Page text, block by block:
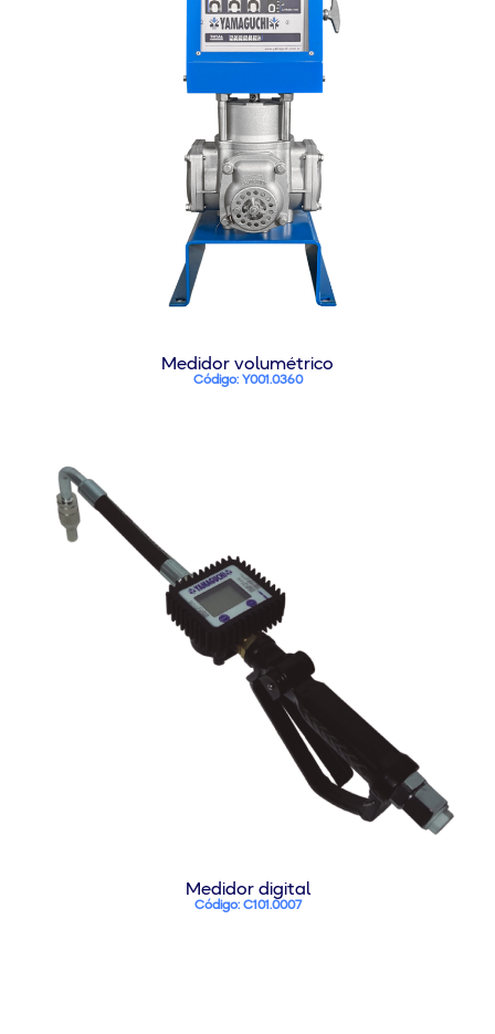
Medidor volumétrico
Código: Y001.0360
Medidor digital
Código: C101.0007